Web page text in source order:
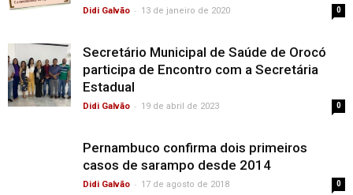
Didi Galvão - 13 de janeiro de 2020 0
Secretário Municipal de Saúde de Orocó
participa de Encontro com a Secretária
Estadual
Didi Galvão - 19 de abril de 2023 0
Pernambuco confirma dois primeiros
casos de sarampo desde 2014
Didi Galvão - 17 de agosto de 2018 0